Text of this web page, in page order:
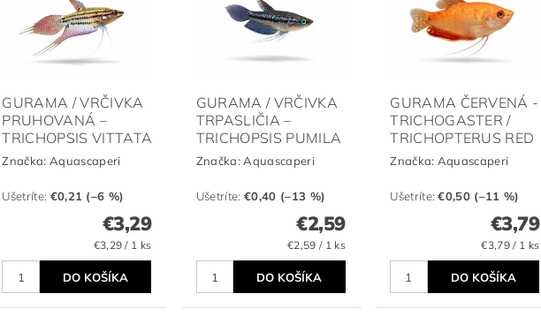
GURAMA / VRČIVKA
PRUHOVANÁ –
TRICHOPSIS VITTATA
Značka: Aquascaperi
Ušetríte: €0,21 (–6 %)
€3,29
€3,29 / 1 ks
GURAMA / VRČIVKA
TRPASLIČIA –
TRICHOPSIS PUMILA
Značka: Aquascaperi
Ušetríte:€0,40 (–13 %)
€2,59
€2,59 / 1 ks
GURAMA ČERVENÁ -
TRICHOGASTER /
TRICHOPTERUS RED
Značka: Aquascaperi
Ušetríte:€0,50 (–11 %)
€3,79
€3,79 / 1 ks